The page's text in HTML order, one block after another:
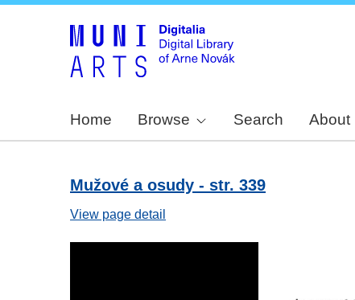
Home Browse Search About
Mužové a osudy - str. 339
View page detail